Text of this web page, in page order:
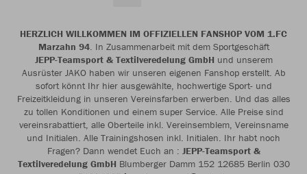
HERZLICH WILLKOMMEN IM OFFIZIELLEN FANSHOP VOM 1.FC
Marzahn 94. In Zusammenarbeit mit dem Sportgeschäft
JEPP-Teamsport & Textilveredelung GmbH und unserem
Ausrüster JAKO haben wir unseren eigenen Fanshop erstellt. Ab
sofort könnt Ihr hier ausgewählte, hochwertige Sport- und
Freizeitkleidung in unseren Vereinsfarben erwerben. Und das alles
zu tollen Konditionen und einem super Service. Alle Preise sind
vereinsrabattiert, alle Oberteile inkl. Vereinsemblem, Vereinsname
und Initialen. Alle Trainingshosen inkl. Initialen. Ihr habt noch
Fragen? Dann wendet Euch an : JEPP-Teamsport &
Textilveredelung GmbH Blumberger Damm 152 12685 Berlin 030